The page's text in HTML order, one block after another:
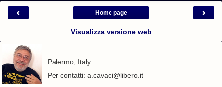
‹ ›
Home page
Visualizza versione web
Palermo, Italy
Per contatti: a.cavadi@libero.it